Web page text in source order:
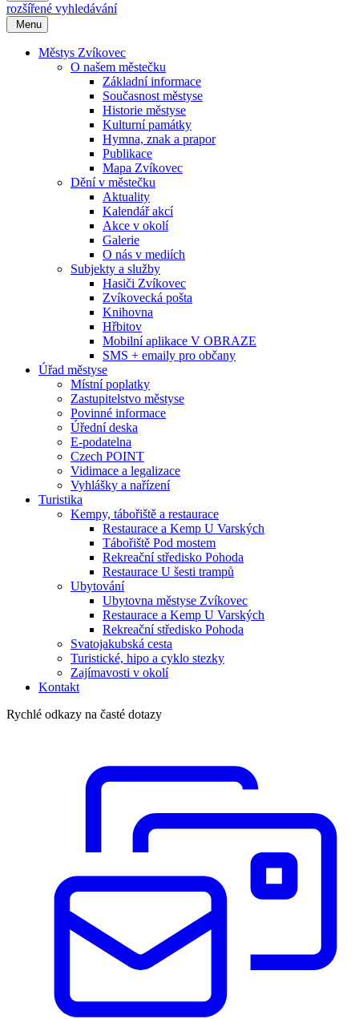
rozšířené vyhledávání
Menu
Městys Zvíkovec
O našem městečku
Základní informace
Současnost městyse
Historie městyse
Kulturní památky
Hymna, znak a prapor
Publikace
Mapa Zvíkovec
Dění v městečku
Aktuality
Kalendář akcí
Akce v okolí
Galerie
O nás v mediích
Subjekty a služby
Hasiči Zvíkovec
Zvíkovecká pošta
Knihovna
Hřbitov
Mobilní aplikace V OBRAZE
SMS + emaily pro občany
Úřad městyse
Místní poplatky
Zastupitelstvo městyse
Povinné informace
Úřední deska
E-podatelna
Czech POINT
Vidimace a legalizace
Vyhlášky a nařízení
Turistika
Kempy, tábořiště a restaurace
Restaurace a Kemp U Varských
Tábořiště Pod mostem
Rekreační středisko Pohoda
Restaurace U šesti trampů
Ubytování
Ubytovna městyse Zvíkovec
Restaurace a Kemp U Varských
Rekreační středisko Pohoda
Svatojakubská cesta
Turistické, hipo a cyklo stezky
Zajímavosti v okolí
Kontakt
Rychlé odkazy na časté dotazy